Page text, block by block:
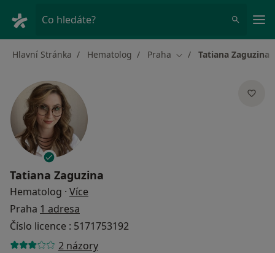
Co hledáte?
Hlavní Stránka Hematolog Praha Změna města
Tatiana Zaguzina
Tatiana Zaguzina
Hematolog · Více
Praha 1 adresa
Číslo licence : 5171753192
2 názory